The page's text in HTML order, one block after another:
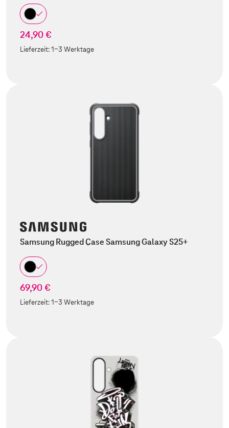
24,90 €
Lieferzeit:1-3 Werktage
Samsung Rugged Case Samsung Galaxy S25+
69,90 €
Lieferzeit:1-3 Werktage